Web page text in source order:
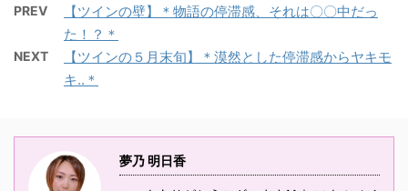
PREV
【ツインの壁】＊物語の停滞感、それは〇〇中だっ
た！？＊
NEXT
【ツインの５月末旬】＊漠然とした停滞感からヤキモ
キ‥＊
夢乃 明日香